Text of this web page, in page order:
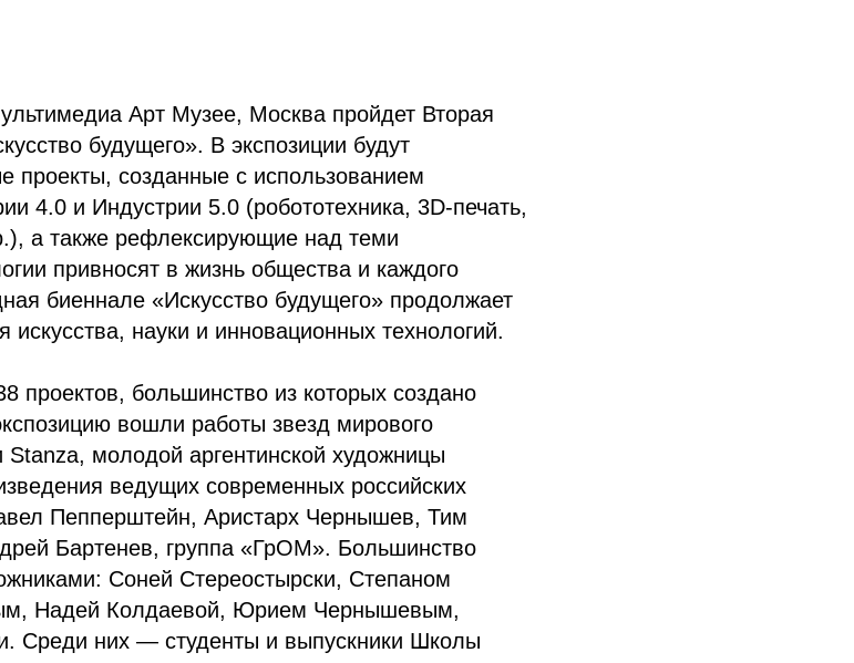
Арт Музее, Москва пройдет Вторая
будущего». В экспозиции будут
проекты, созданные с использованием
4.0 и Индустрии 5.0 (робототехника, 3D-печать,
а также рефлексирующие над теми
привносят в жизнь общества и каждого
биеннале «Искусство будущего» продолжает
искусства, науки и инновационных технологий.
проектов, большинство из которых создано
вошли работы звезд мирового
молодой аргентинской художницы
ведущих современных российских
Пепперштейн, Аристарх Чернышев, Тим
Бартенев, группа «ГрОМ». Большинство
Соней Стереостырски, Степаном
Надей Колдаевой, Юрием Чернышевым,
Среди них — студенты и выпускники Школы